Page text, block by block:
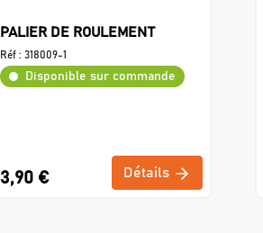
PALIER DE ROULEMENT
Réf : 318009-1
Disponible sur commande
3,90 € Détails